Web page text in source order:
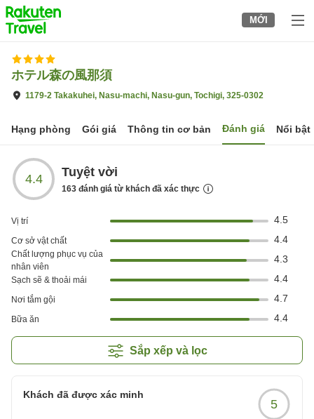
to
top
page
MỚI
ホテル森の風那須
1179-2 Takakuhei, Nasu-machi, Nasu-gun, Tochigi, 325-0302
Hạng phòng Gói giá Thông tin cơ bản Đánh giá Nổi bật
4.4 Tuyệt vời
163 đánh giá từ khách đã xác thực
Vị trí 4.5
Cơ sở vật chất 4.4
Chất lượng phục vụ của
nhân viên
4.3
Sạch sẽ & thoải mái 4.4
Nơi tắm gội 4.7
Bữa ăn 4.4
Sắp xếp và lọc
Khách đã được xác minh
5